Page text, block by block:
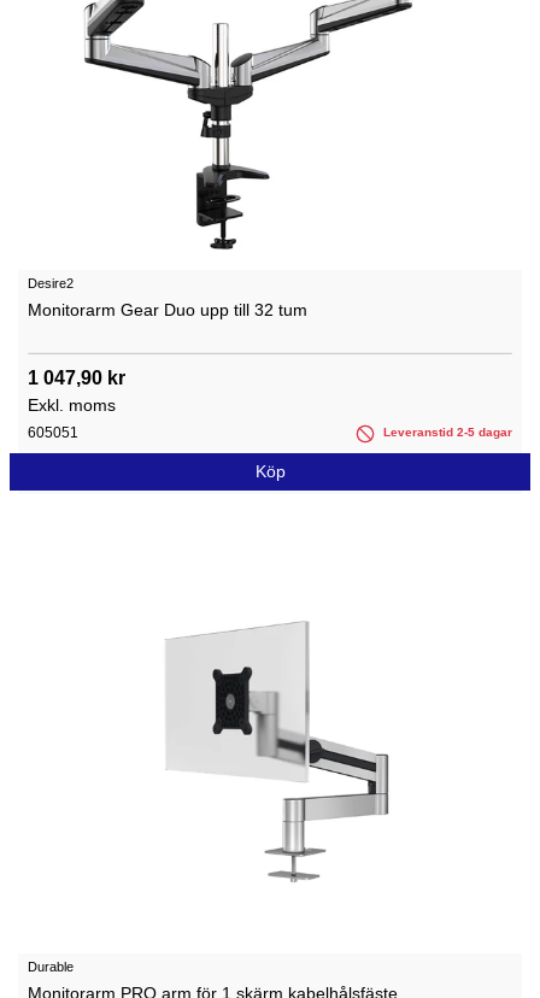
Desire2
Monitorarm Gear Duo upp till 32 tum
1 047,90 kr
Exkl. moms
605051 Leveranstid 2-5 dagar
Köp
Durable
Monitorarm PRO arm för 1 skärm kabelhålsfäste